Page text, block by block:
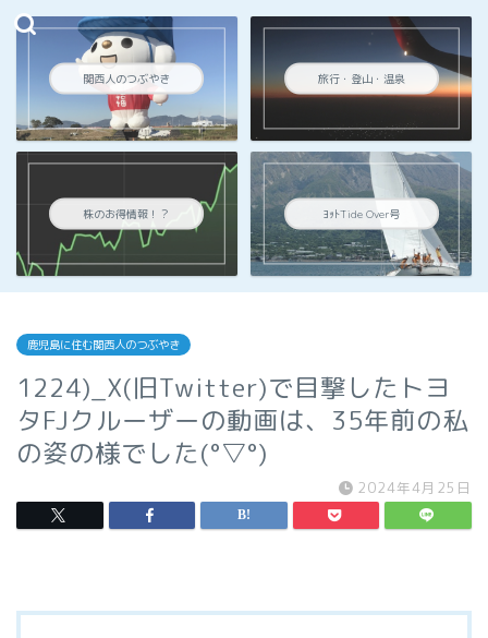
関西人のつぶやき 旅行・登山・温泉
株のお得情報！？ ﾖｯﾄTide Over号
鹿児島に住む関西人のつぶやき
1224)_X(旧Twitter)で目撃したトヨ
タFJクルーザーの動画は、35年前の私
の姿の様でした(°▽°)
2024年4月25日